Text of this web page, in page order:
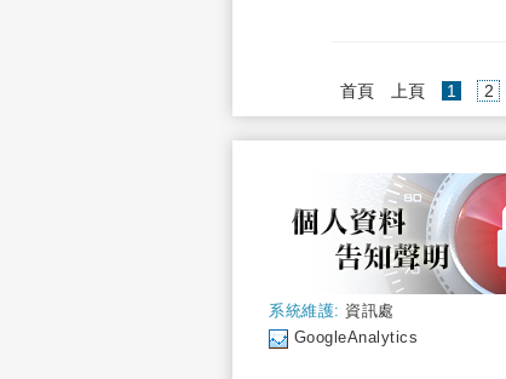
首頁 上頁 1 2
系統維護: 資訊處
GoogleAnalytics